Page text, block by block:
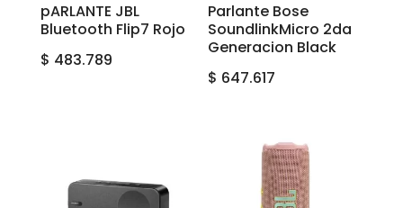
pARLANTE JBL
Bluetooth Flip7 Rojo
$ 483.789
Parlante Bose
SoundlinkMicro 2da
Generacion Black
$ 647.617